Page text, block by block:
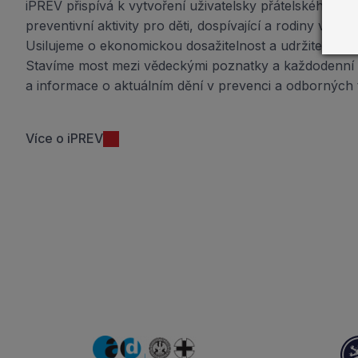
iPREV přispívá k vytvoření uživatelsky přátelského
preventivní aktivity pro děti, dospívající a rodiny ve
Usilujeme o ekonomickou dosažitelnost a udržitelnost
Stavíme most mezi vědeckými poznatky a
a informace o aktuálním dění v prevenci a odborných
Více o iPREV